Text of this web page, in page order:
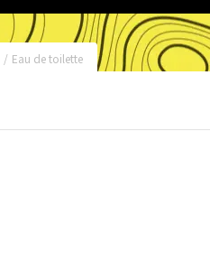
/ Eau de toilette